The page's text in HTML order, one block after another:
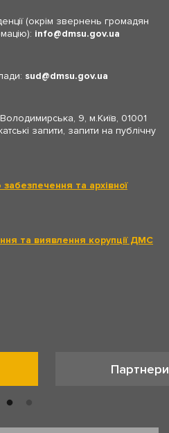
(окрім звернень громадян
info dmsu.gov.ua
sud dmsu.gov.ua
9, м.Київ, 01001
запити, запити на публічну
та архівної
та виявлення корупції ДМС
Партнери